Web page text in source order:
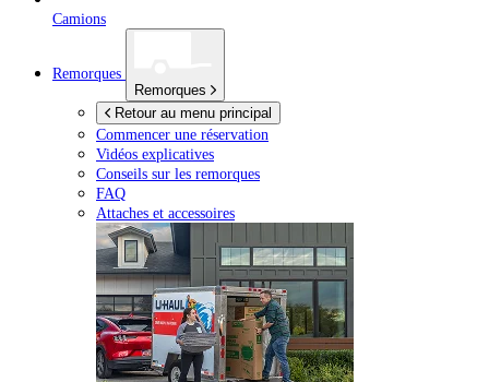
Camions
Remorques
Remorques
Retour au menu principal
Commencer une réservation
Vidéos explicatives
Conseils sur les remorques
FAQ
Attaches et accessoires